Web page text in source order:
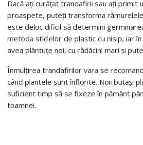
Dacă ați curățat trandafirii sau ați primit
proaspete, puteți transforma
este deloc dificil să determini
metoda sticlelor de plastic cu nisip, iar în
avea plăntuțe noi, cu rădăcini mari și
Înmulțirea trandafirilor vara se
când plantele sunt înflorite. Noii butași
suficient timp să se fixeze în pământ
toamnei.